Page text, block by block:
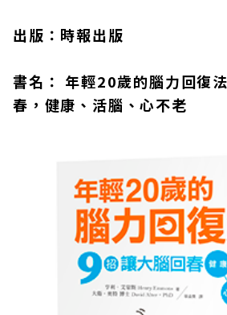
出版：時報出版
書名： 年輕20歲的腦力回復
春，健康、活腦、心不老